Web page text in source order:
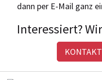
dann per E-Mail ganz
Interessiert?